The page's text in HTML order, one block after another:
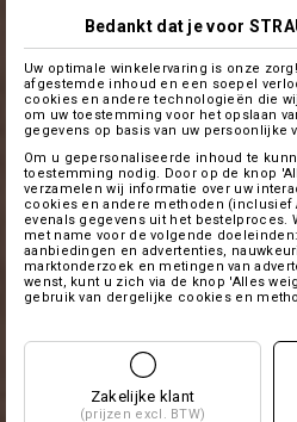
Bedankt dat je voor
Uw optimale winkelervaring is onze
afgestemde inhoud en een soepel
cookies en andere technologieën die
om uw toestemming voor het opslaan
gegevens op basis van uw persoonlijke
Om u gepersonaliseerde inhoud te
toestemming nodig. Door op de knop
verzamelen wij informatie over uw
cookies en andere methoden (inclusief
evenals gegevens uit het bestelproces.
met name voor de volgende
aanbiedingen en advertenties,
marktonderzoek en metingen van
wenst, kunt u zich via de knop 'Alles
gebruik van dergelijke cookies en
Zakelijke klant
(prijzen excl. BTW)